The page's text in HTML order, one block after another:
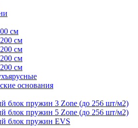
см
см
см
см
см
основания
блок пружин 3 Zone (до 256 шт/м2)
блок пружин 5 Zone (до 256 шт/м2)
блок пружин EVS